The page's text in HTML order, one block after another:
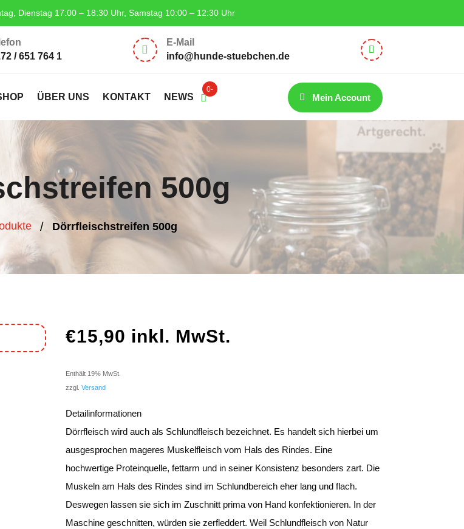
Dienstag 17:00 – 18:30 Uhr, Samstag 10:00 – 12:30 Uhr
/ 651 764 1

E-Mail
info@hunde-stuebchen.de
ÜBER UNS KONTAKT NEWS
0-
el
Mein Account
500g
/ Dörrfleischstreifen 500g
€15,90 inkl. MwSt.
Enthält 19% MwSt.
zzgl.Versand
Detailinformationen
Dörrfleisch wird auch als Schlundfleisch bezeichnet. Es handelt sich hierbei um
ausgesprochen mageres Muskelfleisch vom Hals des Rindes. Eine
hochwertige Proteinquelle, fettarm und in seiner Konsistenz besonders zart. Die
Muskeln am Hals des Rindes sind im Schlundbereich eher lang und flach.
Deswegen lassen sie sich im Zuschnitt prima von Hand konfektionieren. In der
Maschine geschnitten, würden sie zerfleddert. Weil Schlundfleisch von Natur